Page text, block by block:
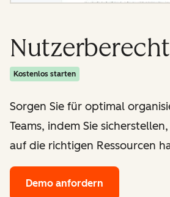
Kostenlos starten
Sorgen Sie für optimal
Teams, indem Sie
auf die richtigen Ressourcen
Demo anfordern